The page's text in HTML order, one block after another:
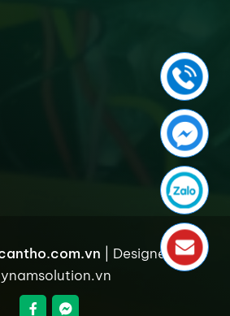
| Designed by